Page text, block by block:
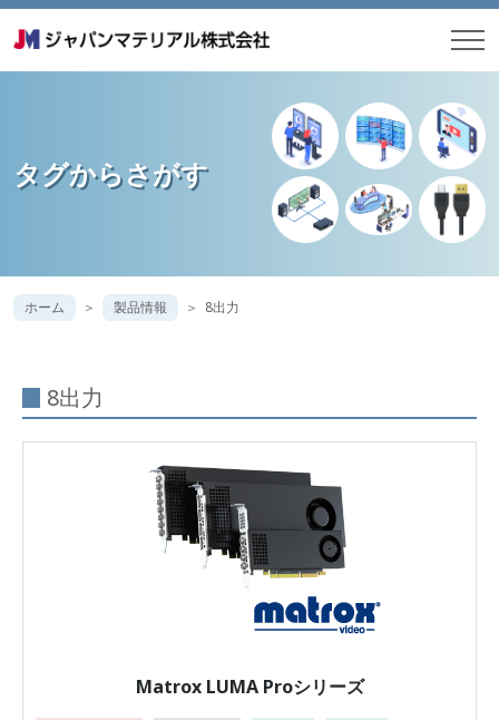
タグからさがす
ホーム 製品情報 8出力
8出力
Matrox LUMA Proシリーズ